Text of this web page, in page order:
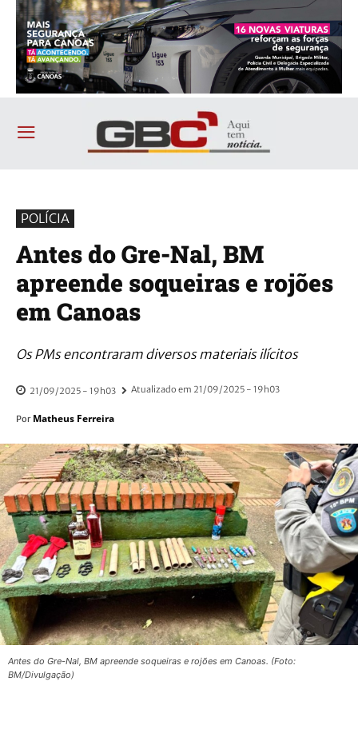
POLÍCIA
Antes do Gre-Nal, BM
apreende soqueiras e rojões
em Canoas
Os PMs encontraram diversos materiais ilícitos
21/09/2025 - 19h03 Atualizado em 21/09/2025 - 19h03
Por Matheus Ferreira
Antes do Gre-Nal, BM apreende soqueiras e rojões em Canoas. (Foto:
BM/Divulgação)